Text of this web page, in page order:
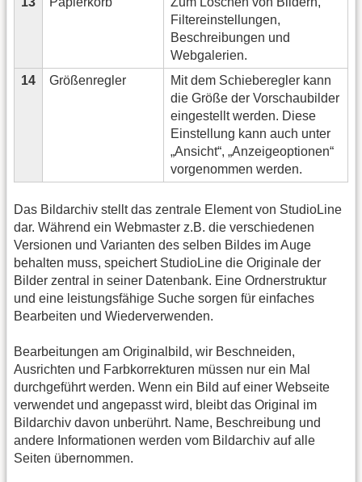
Filtereinstellungen,
Beschreibungen und
Webgalerien.
14
Größenregler
Mit dem Schieberegler kann
die Größe der Vorschaubilder
eingestellt werden. Diese
Einstellung kann auch unter
„Ansicht“, „Anzeigeoptionen“
vorgenommen werden.
Das Bildarchiv stellt das zentrale Element von StudioLine
dar. Während ein Webmaster z.B. die verschiedenen
Versionen und Varianten des selben Bildes im Auge
behalten muss, speichert StudioLine die Originale der
Bilder zentral in seiner Datenbank. Eine Ordnerstruktur
und eine leistungsfähige Suche sorgen für einfaches
Bearbeiten und Wiederverwenden.
Bearbeitungen am Originalbild, wir Beschneiden,
Ausrichten und Farbkorrekturen müssen nur ein Mal
durchgeführt werden. Wenn ein Bild auf einer Webseite
verwendet und angepasst wird, bleibt das Original im
Bildarchiv davon unberührt. Name, Beschreibung und
andere Informationen werden vom Bildarchiv auf alle
Seiten übernommen.